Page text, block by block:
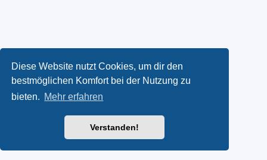
Diese Website nutzt Cookies, um dir den
bestmöglichen Komfort bei der Nutzung zu
bieten. Mehr erfahren
Verstanden!